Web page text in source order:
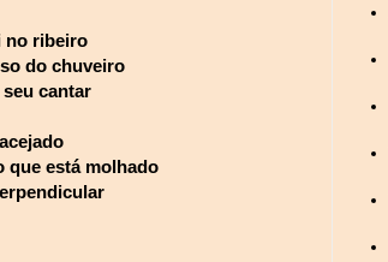
no ribeiro
do chuveiro
cantar
que está molhado